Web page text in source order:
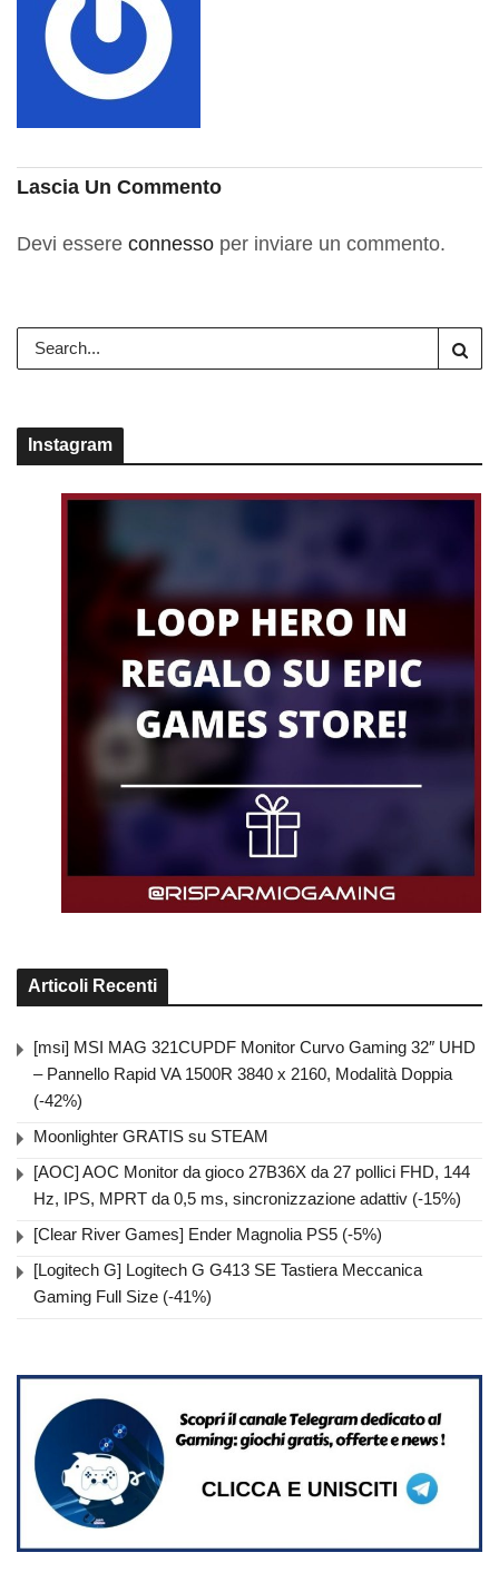
Lascia Un Commento
Devi essere connesso per inviare un commento.
Instagram
Articoli Recenti
[msi] MSI MAG 321CUPDF Monitor Curvo Gaming 32″ UHD
– Pannello Rapid VA 1500R 3840 x 2160, Modalità Doppia
(-42%)
Moonlighter GRATIS su STEAM
[AOC] AOC Monitor da gioco 27B36X da 27 pollici FHD, 144
Hz, IPS, MPRT da 0,5 ms, sincronizzazione adattiv (-15%)
[Clear River Games] Ender Magnolia PS5 (-5%)
[Logitech G] Logitech G G413 SE Tastiera Meccanica
Gaming Full Size (-41%)